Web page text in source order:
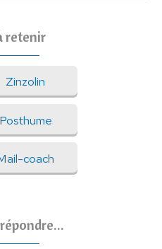
retenir
Zinzolin
Posthume
coach